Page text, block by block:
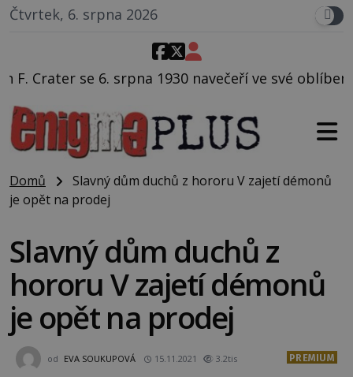
Čtvrtek, 6. srpna 2026
navečeří ve své oblíbené restauraci, pak si
Domů
Slavný dům duchů z hororu V zajetí démonů
je opět na prodej
Slavný dům duchů z
hororu V zajetí démonů
je opět na prodej
od EVA SOUKUPOVÁ 15.11.2021 3.2tis PREMIUM